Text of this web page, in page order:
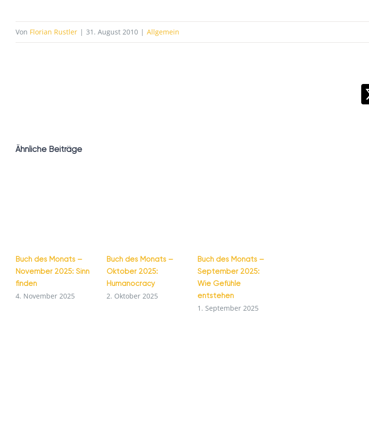
Von Florian Rustler | 31. August 2010 | Allgemein
Ähnliche Beiträge
Buch des Monats –
November 2025: Sinn
finden
4. November 2025
Buch des Monats –
Oktober 2025:
Humanocracy
2. Oktober 2025
Buch des Monats –
September 2025:
Wie Gefühle
entstehen
1. September 2025